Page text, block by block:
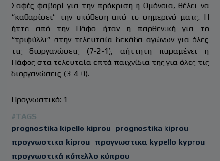
Σαφές φαβορί για την πρόκριση η Ομόνοια, θέλει να
“καθαρίσει” την υπόθεση από το σημερινό ματς. Η
ήττα από την Πάφο ήταν η παρθενική για το
“τριφύλλι” στην τελευταία δεκάδα αγώνων για όλες
τις διοργανώσεις (7-2-1), αήττητη παραμένει η
Πάφος στα τελευταία επτά παιχνίδια της για όλες τις
διοργανώσεις (3-4-0).
Προγνωστικό: 1
#TAGS
prognostika kipello kiprou
prognostika kiprou
προγνωστικα kiprou
προγνωστικα kypello kyprou
προγνωστικά κύπελλο κύπρου